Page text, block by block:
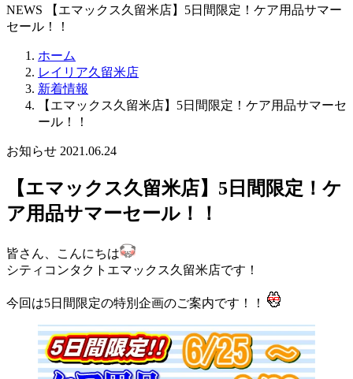
NEWS
【エマックス久留米店】5日間限定！ケア用品サマー
セール！！
ホーム
レイリア久留米店
新着情報
【エマックス久留米店】5日間限定！ケア用品サマーセ
ール！！
お知らせ 2021.06.24
【エマックス久留米店】5日間限定！ケ
ア用品サマーセール！！
皆さん、こんにちは
シティコンタクトエマックス久留米店です！
今回は5日間限定の特別企画のご案内です！！